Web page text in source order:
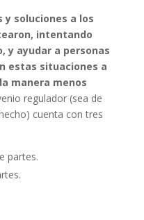
soluciones a los
intentando
y ayudar a personas
estas situaciones a
manera menos
regulador (sea de
cuenta con tres
partes.